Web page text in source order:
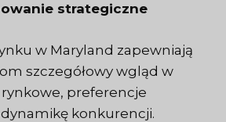
strategiczne
w Maryland zapewniają
szczegółowy wgląd w
preferencje
konkurencji.